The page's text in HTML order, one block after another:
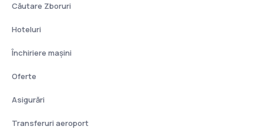
Căutare Zboruri
Hoteluri
Închiriere mașini
Oferte
Asigurări
Transferuri aeroport